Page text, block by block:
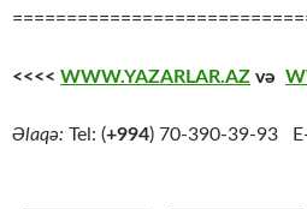
<<<< WWW.YAZARLAR.AZ və
Əlaqə: Tel: (+994) 70-390-39-93